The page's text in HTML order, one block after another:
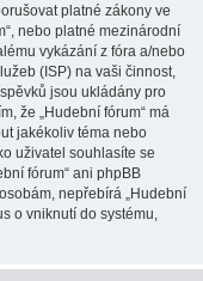
platné zákony ve
nebo platné mezinárodní
vykázání z fóra a/nebo
(ISP) na vaši činnost,
jsou ukládány pro
že „Hudební fórum“ má
jakékoliv téma nebo
uživatel souhlasíte se
fórum“ ani phpBB
nepřebírá „Hudební
o vniknutí do systému,